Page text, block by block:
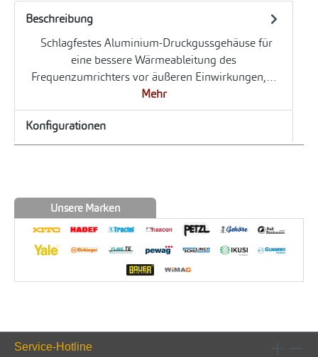
Beschreibung
Schlagfestes Aluminium-Druckgussgehäuse für
eine bessere Wärmeableitung des
Frequenzumrichters vor äußeren Einwirkungen,…
Mehr
Konfigurationen
Unsere Marken
Service-Hotline